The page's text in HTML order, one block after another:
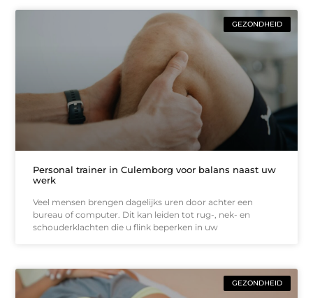
GEZONDHEID
Personal trainer in Culemborg voor balans naast uw
werk
Veel mensen brengen dagelijks uren door achter een
bureau of computer. Dit kan leiden tot rug-, nek- en
schouderklachten die u flink beperken in uw
GEZONDHEID